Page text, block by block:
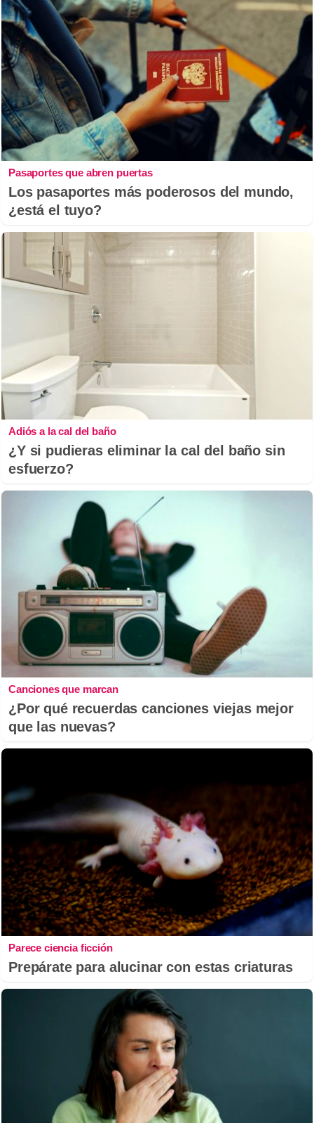
Pasaportes que abren puertas
Los pasaportes más poderosos del mundo,
¿está el tuyo?
Adiós a la cal del baño
¿Y si pudieras eliminar la cal del baño sin
esfuerzo?
Canciones que marcan
¿Por qué recuerdas canciones viejas mejor
que las nuevas?
Parece ciencia ficción
Prepárate para alucinar con estas criaturas